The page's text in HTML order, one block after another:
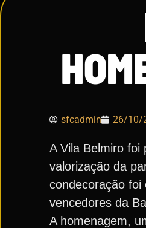
sfcadmin 26/10/
A Vila Belmiro foi
valorização da
condecoração foi
vencedores da
A homenagem,